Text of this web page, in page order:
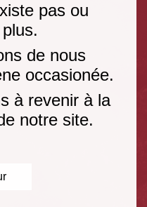
pas ou
de nous
occasionée.
à revenir à la
notre site.